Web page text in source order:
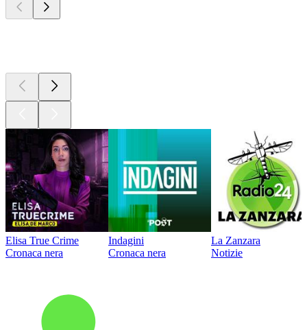
Elisa True Crime
Cronaca nera
Indagini
Cronaca nera
La Zanzara
Notizie